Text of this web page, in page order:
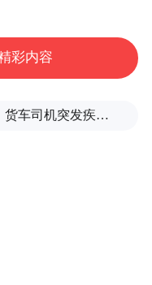
彩内容
货车司机突发疾病晕倒车轮边，陌生同行第一时间发现并救助